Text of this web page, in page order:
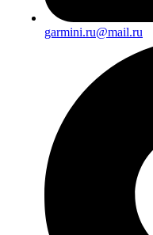
garmini.ru@mail.ru